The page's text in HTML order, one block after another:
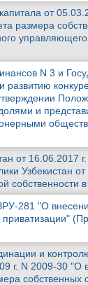
от
размера
N 3 и
и
от 16.06.2017
Узбекистан
собственности
281 "О
и
г. N 2009-30 "О
собственных